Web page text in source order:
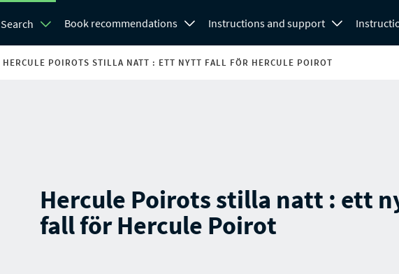
Search Book recommendations Instructions and support
HERCULE POIROTS STILLA NATT : ETT NYTT FALL FÖR HERCULE POIROT
Hercule Poirots stilla natt : ett
fall för Hercule Poirot